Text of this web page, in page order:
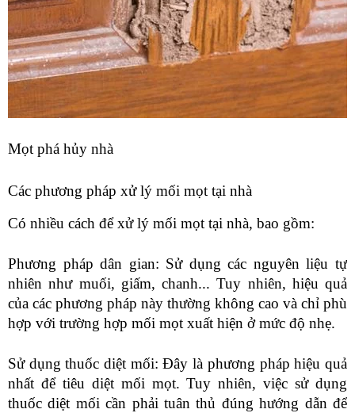
Mọt phá hủy nhà
Các phương pháp xử lý mối mọt tại nhà
Có nhiều cách để xử lý mối mọt tại nhà, bao gồm:
Phương pháp dân gian: Sử dụng các nguyên liệu tự
nhiên như muối, giấm, chanh... Tuy nhiên, hiệu quả
của các phương pháp này thường không cao và chỉ phù
hợp với trường hợp mối mọt xuất hiện ở mức độ nhẹ.
Sử dụng thuốc diệt mối: Đây là phương pháp hiệu quả
nhất để tiêu diệt mối mọt. Tuy nhiên, việc sử dụng
thuốc diệt mối cần phải tuân thủ đúng hướng dẫn để